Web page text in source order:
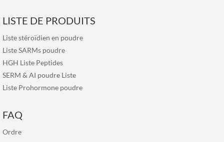
LISTE DE PRODUITS
Liste stéroïdien en poudre
Liste SARMs poudre
HGH Liste Peptides
SERM & AI poudre Liste
Liste Prohormone poudre
FAQ
Ordre